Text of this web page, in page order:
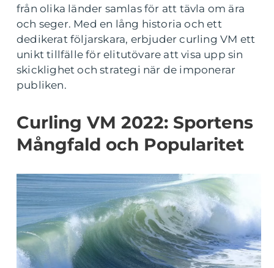
från olika länder samlas för att tävla om ära
och seger. Med en lång historia och ett
dedikerat följarskara, erbjuder curling VM ett
unikt tillfälle för elitutövare att visa upp sin
skicklighet och strategi när de imponerar
publiken.
Curling VM 2022: Sportens
Mångfald och Popularitet